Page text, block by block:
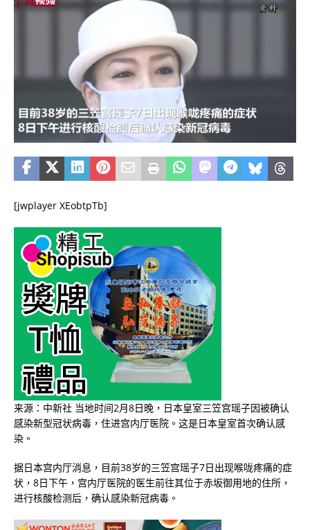
[jwplayer XEobtpTb]
来源：中新社 当地时间2月8日晚，日本皇室三笠宫瑶子因被确认
感染新型冠状病毒，住进宫内厅医院。这是日本皇室首次确认感
染。
据日本宫内厅消息，目前38岁的三笠宫瑶子7日出现喉咙疼痛的症
状，8日下午，宫内厅医院的医生前往其位于赤坂御用地的住所，
进行核酸检测后，确认感染新冠病毒。